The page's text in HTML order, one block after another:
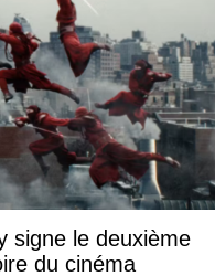
signe le deuxième
du cinéma